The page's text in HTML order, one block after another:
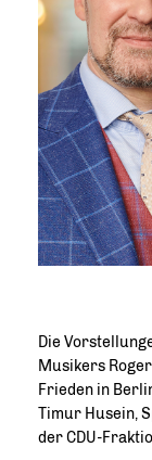
Die
Musikers
Frieden in
Timur Husein,
der CDU-